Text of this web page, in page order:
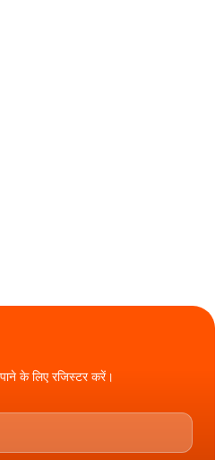
के लिए रजिस्टर करें।